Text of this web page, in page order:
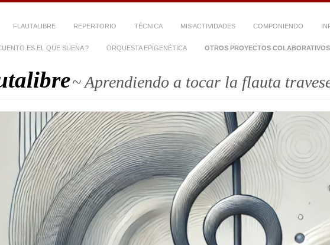
FLAUTALIBRE REPERTORIO TÉCNICA MIS ACTIVIDADES COMPONIENDO
ES EL QUE SUENA ? ORQUESTA EPIGENÉTICA OTROS PROYECTOS COLABORATIVOS
~ Aprendiendo a tocar la flauta